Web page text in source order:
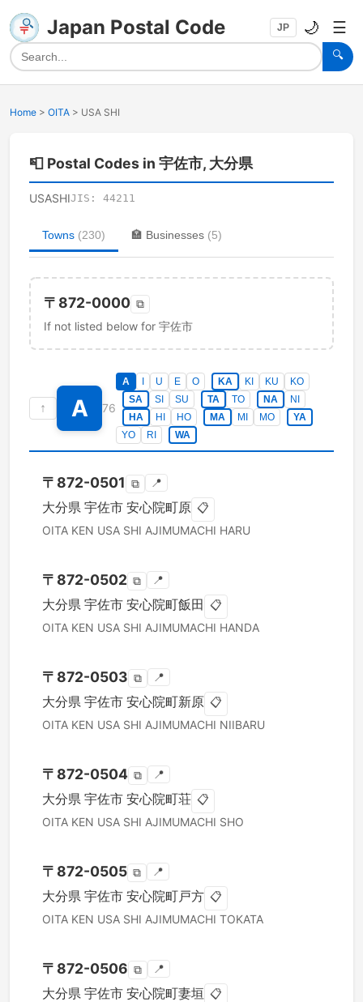
Japan Postal Code
🔍
JP 🌙 ☰
Home > OITA > USA SHI
📮 Postal Codes in 宇佐市, 大分県
USASHIJIS: 44211
Towns (230) 🏣 Businesses (5)
〒 872-0000 ⧉
If not listed below for 宇佐市
↑ A 76
A U E O KA KI KU
KO
SA
SI SU TA TO NA
NI
HA
HI HO MA MI MO
YA
YO
RI WA
〒 872-0501 ⧉ 📍
大分県 宇佐市 安心院町原 📋
OITA KEN USA SHI AJIMUMACHI HARU
〒 872-0502 ⧉ 📍
大分県 宇佐市 安心院町飯田 📋
OITA KEN USA SHI AJIMUMACHI HANDA
〒 872-0503 ⧉ 📍
大分県 宇佐市 安心院町新原 📋
OITA KEN USA SHI AJIMUMACHI NIIBARU
〒 872-0504 ⧉ 📍
大分県 宇佐市 安心院町荘 📋
OITA KEN USA SHI AJIMUMACHI SHO
〒 872-0505 ⧉ 📍
大分県 宇佐市 安心院町戸方 📋
OITA KEN USA SHI AJIMUMACHI TOKATA
〒 872-0506 ⧉ 📍
大分県 宇佐市 安心院町妻垣 📋